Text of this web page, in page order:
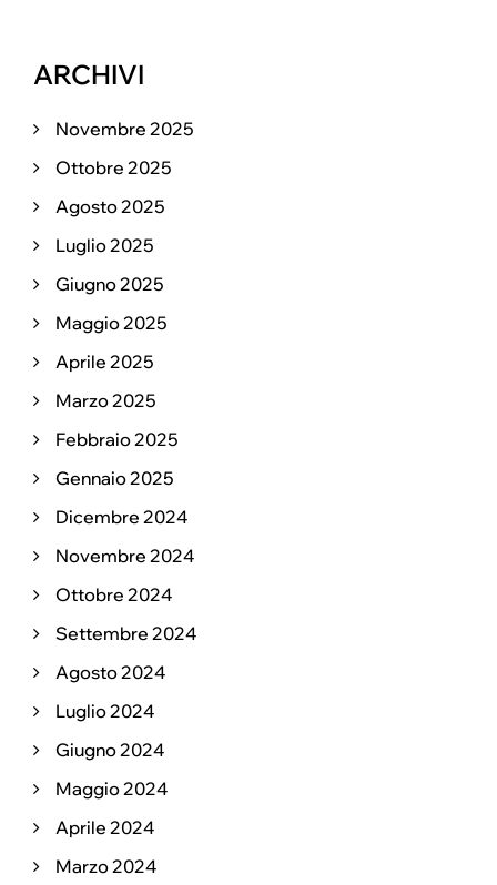
ARCHIVI
Novembre 2025
Ottobre 2025
Agosto 2025
Luglio 2025
Giugno 2025
Maggio 2025
Aprile 2025
Marzo 2025
Febbraio 2025
Gennaio 2025
Dicembre 2024
Novembre 2024
Ottobre 2024
Settembre 2024
Agosto 2024
Luglio 2024
Giugno 2024
Maggio 2024
Aprile 2024
Marzo 2024